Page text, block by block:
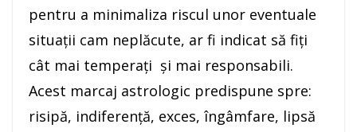
pentru a minimaliza riscul unor eventuale
situaţii cam neplăcute, ar fi indicat să fiţi
cât mai temperaţi şi mai responsabili.
Acest marcaj astrologic predispune spre:
risipă, indiferenţă, exces, îngâmfare, lipsă